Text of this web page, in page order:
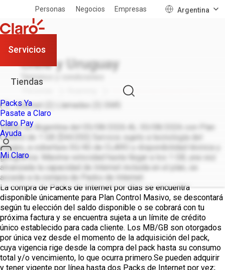
Personas Negocios Empresas Argentina
Servicios
Tiendas
Packs Ya
Pasate a Claro
Claro Pay
Ayuda
Mi Claro
Chile y Uruguay
Términos y condiciones
Términos y condiciones Roa...
(1) Internet (2) Llamadas (3) SMS
Válido en Argentina del 05/08/2026 AL 30/08/2026 con Plan
Control de 1 GB ($44.050) Servicio sujeto a tecnología del
equipo, a cobertura 3G/4G de CLARO y disponibilidad técnica y
geográfica. Máxima velocidad hasta llegar a los 1 GB, una vez
alcanzada la capacidad de Internet incluida en el plan, se
accede a la compra de Packs de Internet.
La compra de Packs de Internet por días se encuentra
disponible únicamente para Plan Control Masivo, se descontará
según tu elección del saldo disponible o se cobrará con tu
próxima factura y se encuentra sujeta a un límite de crédito
único establecido para cada cliente. Los MB/GB son otorgados
por única vez desde el momento de la adquisición del pack,
cuya vigencia rige desde la compra del pack hasta su consumo
total y/o vencimiento, lo que ocurra primero.Se pueden adquirir
y tener vigente por línea hasta dos Packs de Internet por vez;